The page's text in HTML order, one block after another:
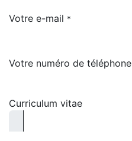
Votre e-mail *
Votre numéro de téléphone
Curriculum vitae